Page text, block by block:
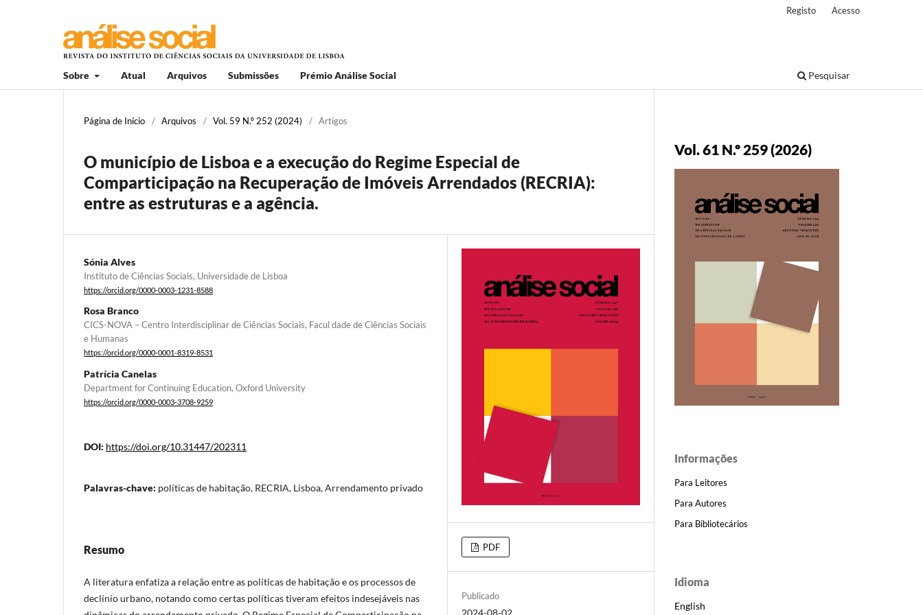
Sobre Atual Arquivos Submissões Prémio Análise Social Pesquisar
Registo Acesso
Página de Início / Arquivos / Vol. 59 N.º 252 (2024) / Artigos
O município de Lisboa e a execução do Regime Especial de
Comparticipação na Recuperação de Imóveis Arrendados (RECRIA):
entre as estruturas e a agência.
Sónia Alves
Instituto de Ciências Sociais, Universidade de Lisboa
https://orcid.org/0000-0003-1231-8588
Rosa Branco
CICS-NOVA – Centro Interdisciplinar de Ciências Sociais, Facul dade de Ciências Sociais
e Humanas
https://orcid.org/0000-0001-8319-8531
Patrícia Canelas
Department for Continuing Education, Oxford University
https://orcid.org/0000-0003-3708-9259
DOI: https://doi.org/10.31447/202311
Palavras-chave: políticas de habitação, RECRIA, Lisboa, Arrendamento privado
Resumo
A literatura enfatiza a relação entre as políticas de habitação e os processos de
declínio urbano, notando como certas políticas tiveram efeitos indesejáveis nas
PDF
Publicado
2024-08-02
Vol. 61 N.º 259 (2026)
Informações
Para Leitores
Para Autores
Para Bibliotecários
Idioma
English